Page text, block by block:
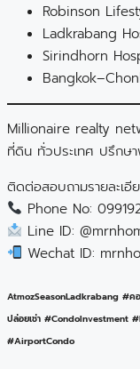
Robinson
Ladkrabang
Sirindhorn
Millionaire realty
ที่ดิน ทั่วประเทศ ปรึกษ
ติดต่อสอบถามรายละเอี
Phone No:
Line ID:
Wechat ID:
AtmozSeasonLadkrabang #ค
ปล่อยเช่า #CondoInvestment
#AirportCondo